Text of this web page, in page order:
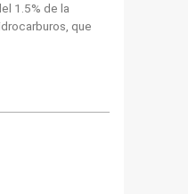
1.5% de la
que